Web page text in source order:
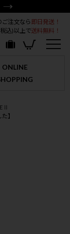
注文なら即日発送！
込)以上で送料無料！
ONLINE
】